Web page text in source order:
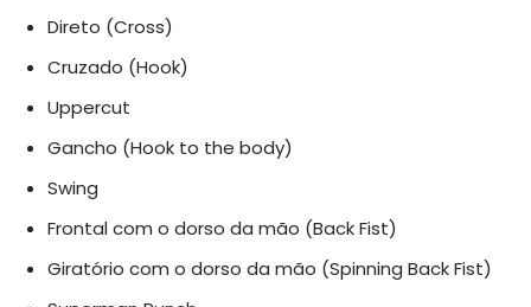
Direto (Cross)
Cruzado (Hook)
Uppercut
Gancho (Hook to the body)
Swing
Frontal com o dorso da mão (Back Fist)
Giratório com o dorso da mão (Spinning Back Fist)